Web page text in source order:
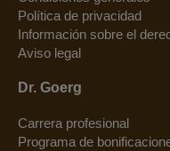
Política de privacidad
Información sobre el
Aviso legal
Dr. Goerg
Carrera profesional
Programa de